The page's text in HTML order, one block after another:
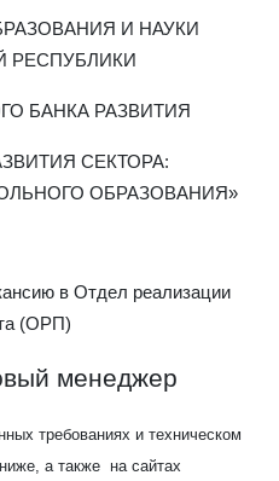
И НАУКИ
РЕСПУБЛИКИ
БАНКА РАЗВИТИЯ
СЕКТОРА:
ОБРАЗОВАНИЯ»
в Отдел реализации
(ОРП)
менеджер
требованиях и техническом
а также на сайтах